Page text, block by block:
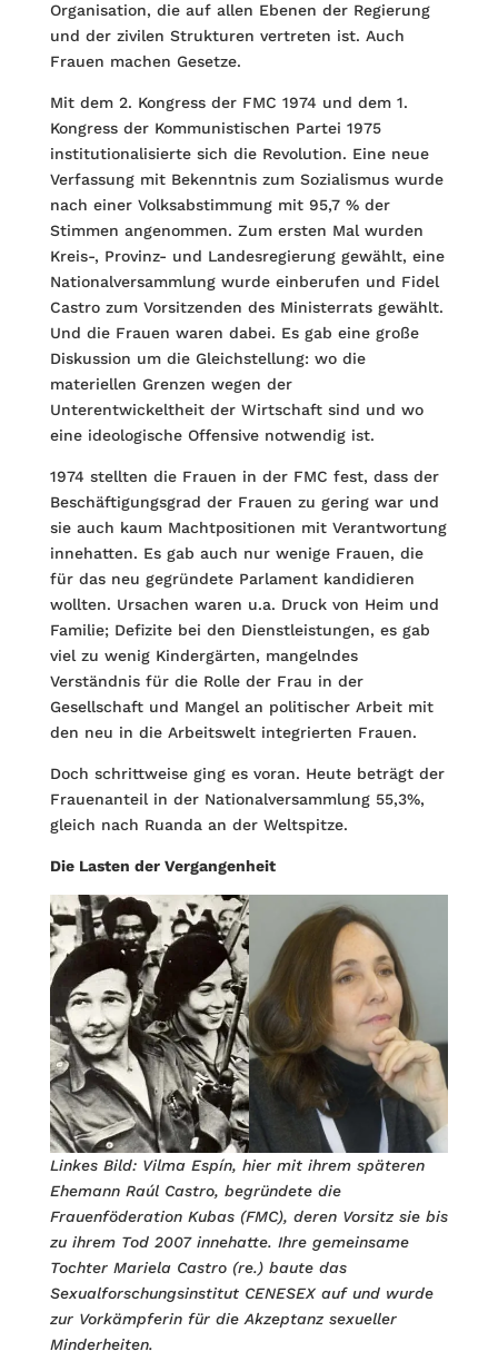
Organisation, die auf allen Ebenen der Regierung
und der zivilen Strukturen vertreten ist. Auch
Frauen machen Gesetze.
Mit dem 2. Kongress der FMC 1974 und dem 1.
Kongress der Kommunistischen Partei 1975
institutionalisierte sich die Revolution. Eine neue
Verfassung mit Bekenntnis zum Sozialismus wurde
nach einer Volksabstimmung mit 95,7 % der
Stimmen angenommen. Zum ersten Mal wurden
Kreis-, Provinz- und Landesregierung gewählt, eine
Nationalversammlung wurde einberufen und Fidel
Castro zum Vorsitzenden des Ministerrats gewählt.
Und die Frauen waren dabei. Es gab eine große
Diskussion um die Gleichstellung: wo die
materiellen Grenzen wegen der
Unterentwickeltheit der Wirtschaft sind und wo
eine ideologische Offensive notwendig ist.
1974 stellten die Frauen in der FMC fest, dass der
Beschäftigungsgrad der Frauen zu gering war und
sie auch kaum Machtpositionen mit Verantwortung
innehatten. Es gab auch nur wenige Frauen, die
für das neu gegründete Parlament kandidieren
wollten. Ursachen waren u.a. Druck von Heim und
Familie; Defizite bei den Dienstleistungen, es gab
viel zu wenig Kindergärten, mangelndes
Verständnis für die Rolle der Frau in der
Gesellschaft und Mangel an politischer Arbeit mit
den neu in die Arbeitswelt integrierten Frauen.
Doch schrittweise ging es voran. Heute beträgt der
Frauenanteil in der Nationalversammlung 55,3%,
gleich nach Ruanda an der Weltspitze.
Die Lasten der Vergangenheit
Linkes Bild: Vilma Espín, hier mit ihrem späteren
Ehemann Raúl Castro, begründete die
Frauenföderation Kubas (FMC), deren Vorsitz sie bis
zu ihrem Tod 2007 innehatte. Ihre gemeinsame
Tochter Mariela Castro (re.) baute das
Sexualforschungsinstitut CENESEX auf und wurde
zur Vorkämpferin für die Akzeptanz sexueller
Minderheiten.